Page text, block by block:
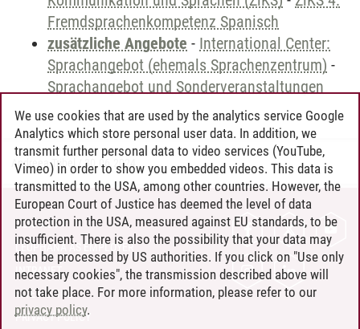
Fremdsprachenkompetenz Spanisch
zusätzliche Angebote - International Center:
Sprachangebot (ehemals Sprachenzentrum) -
Sprachangebot und Sonderveranstaltungen
Andreea Tribel 30.06.2024
CONTACT
LEUPHANA AS EMPLOYER
INTRANET
SITE NOTICE
PRIVACY POLICY
We use cookies that are used by the analytics service Google
Analytics which store personal user data. In addition, we
transmit further personal data to video services (YouTube,
Vimeo) in order to show you embedded videos. This data is
transmitted to the USA, among other countries. However, the
European Court of Justice has deemed the level of data
protection in the USA, measured against EU standards, to be
insufficient. There is also the possibility that your data may
then be processed by US authorities. If you click on "Use only
necessary cookies", the transmission described above will
not take place. For more information, please refer to our
privacy policy.